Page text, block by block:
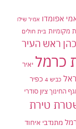
אפומדו אמיר שילו
מקומיות בית חולים
כהן ראש העיר
כרמל יאיר
כביש 4
כפיר
החינוך ציון סודרי
טירת
מתנדבי איחוד